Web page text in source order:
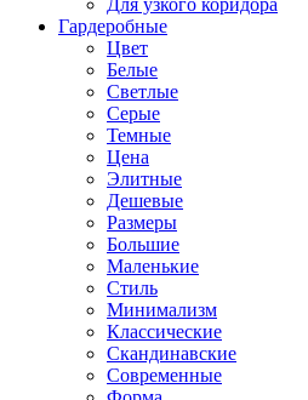
Для узкого коридора
Гардеробные
Цвет
Белые
Светлые
Серые
Темные
Цена
Элитные
Дешевые
Размеры
Большие
Маленькие
Стиль
Минимализм
Классические
Скандинавские
Современные